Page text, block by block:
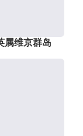
属维京群岛